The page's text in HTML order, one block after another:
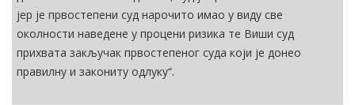
јер је првостепени суд нарочито имао у виду све
околности наведене у процени ризика те Виши суд
прихвата закључак првостепеног суда који је донео
правилну и закониту одлуку“.